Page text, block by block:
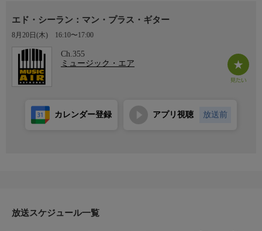
エド・シーラン：マン・プラス・ギター
8月20日(木) 16:10〜17:00
Ch.355
ミュージック・エア
カレンダー登録 アプリ視聴 放送前
放送スケジュール一覧